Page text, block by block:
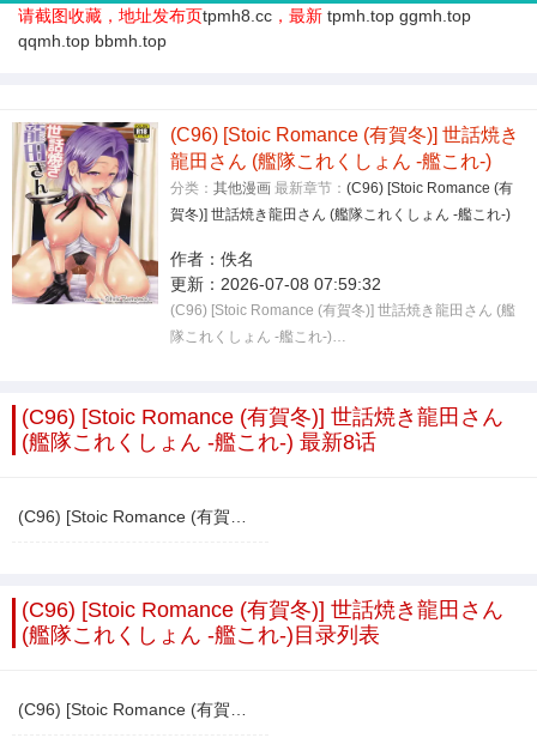
请截图收藏，地址发布页tpmh8.cc ，最新 tpmh.top ggmh.top
qqmh.top bbmh.top
(C96) [Stoic Romance (有賀冬)] 世話焼き
龍田さん (艦隊これくしょん -艦これ-)
分类： 其他漫画 最新章节： (C96) [Stoic Romance (有
賀冬)] 世話焼き龍田さん (艦隊これくしょん -艦これ-)
作者： 佚名
更新： 2026-07-08 07:59:32
(C96) [Stoic Romance (有賀冬)] 世話焼き龍田さん (艦
隊これくしょん -艦これ-)…
(C96) [Stoic Romance (有賀冬)] 世話焼き龍田さん
(艦隊これくしょん -艦これ-) 最新8话
(C96) [Stoic Romance (有賀冬)] 世話焼き龍田さん
(艦隊これくしょん -艦これ-)目录列表